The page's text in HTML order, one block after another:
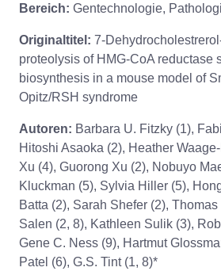
Bereich: Gentechnologie,
Originaltitel: 7-
proteolysis of HMG-CoA reductase
biosynthesis in a mouse model of
Opitz/RSH syndrome
Autoren: Barbara U. Fitzky (1),
Hitoshi Asaoka (2), Heather
Xu (4), Guorong Xu (2), Nobuyo
Kluckman (5), Sylvia Hiller (5),
Batta (2), Sarah Shefer (2),
Salen (2, 8), Kathleen Sulik (3),
Gene C. Ness (9), Hartmut
Patel (6), G.S. Tint (1, 8)*